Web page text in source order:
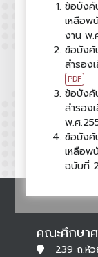
ข้อบังคั
เหลือพ
งาน พ
ข้อบังคั
สำรอง
PDF
ข้อบังคั
สำรอง
พ.ศ
ข้อบังคั
เหลือพ
ฉบับที่
คณะศึกษา
239 ถ.ห้